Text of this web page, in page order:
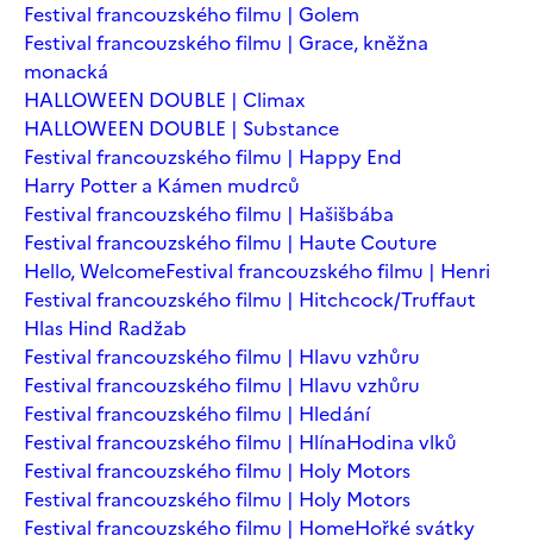
Festival francouzského filmu | Golem
Festival francouzského filmu | Grace, kněžna
monacká
HALLOWEEN DOUBLE | Climax
HALLOWEEN DOUBLE | Substance
Festival francouzského filmu | Happy End
Harry Potter a Kámen mudrců
Festival francouzského filmu | Hašišbába
Festival francouzského filmu | Haute Couture
Hello, WelcomeFestival francouzského filmu | Henri
Festival francouzského filmu | Hitchcock/Truffaut
Hlas Hind Radžab
Festival francouzského filmu | Hlavu vzhůru
Festival francouzského filmu | Hlavu vzhůru
Festival francouzského filmu | Hledání
Festival francouzského filmu | HlínaHodina vlků
Festival francouzského filmu | Holy Motors
Festival francouzského filmu | Holy Motors
Festival francouzského filmu | HomeHořké svátky